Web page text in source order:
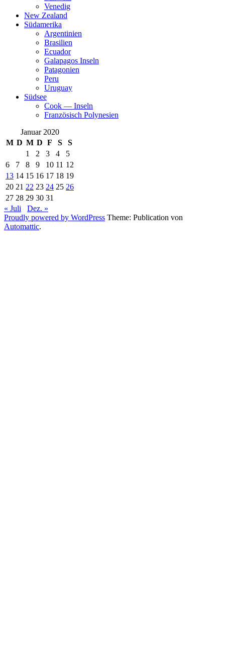
Venedig
New Zealand
Südamerika
Argentinien
Brasilien
Ecuador
Galapagos Inseln
Patagonien
Peru
Uruguay
Südsee
Cook — Inseln
Französisch Polynesien
Januar 2020
M D M D F S
S
1
2 3 4
5
6
7 8 9 10 11 12
13 14 15 16 17 18 19
20 21 22 23 24 25 26
27 28 29 30 31
« Juli
Dez. »
Proudly powered by WordPress Theme: Publication von
Automattic.